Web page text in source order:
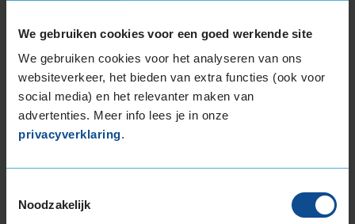
We gebruiken cookies voor een goed werkende site
We gebruiken cookies voor het analyseren van ons
websiteverkeer, het bieden van extra functies (ook voor
social media) en het relevanter maken van
advertenties. Meer info lees je in onze
privacyverklaring.
Noodzakelijk
9,0
Service:APK
Datum: 23 juli 2026 bij431 Sittard, Limbrichterweg 78a
10,0
Service:APK